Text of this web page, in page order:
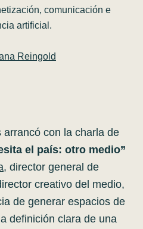
comunicación e
artificial.
Reingold
con la charla de
el país: otro medio”
, director general de
creativo del medio,
de generar espacios de
definición clara de una